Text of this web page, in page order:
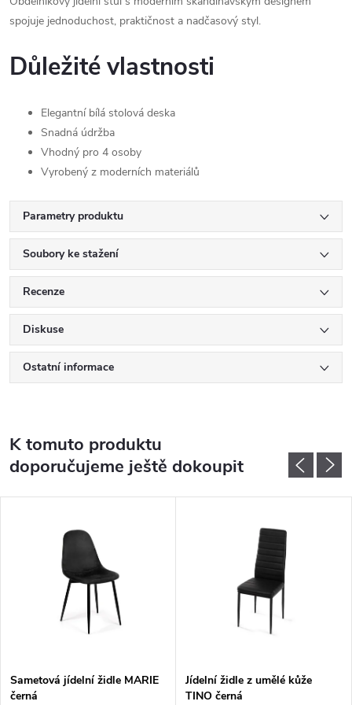
spojuje jednoduchost, praktičnost a nadčasový styl.
Důležité vlastnosti
Elegantní bílá stolová deska
Snadná údržba
Vhodný pro 4 osoby
Vyrobený z moderních materiálů
Parametry produktu
Soubory ke stažení
Recenze
Diskuse
Ostatní informace
K tomuto produktu
doporučujeme ještě dokoupit
Sametová jídelní židle MARIE
černá
Jídelní židle z umělé kůže
TINO černá